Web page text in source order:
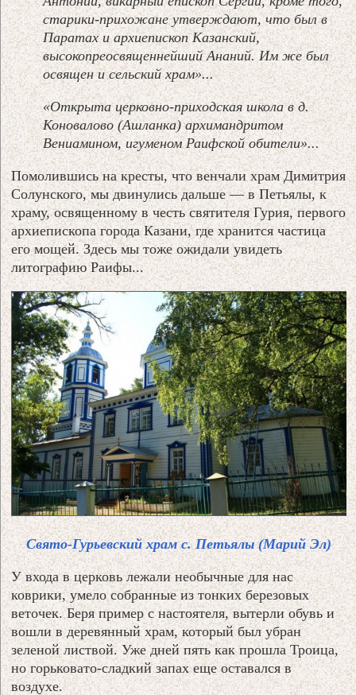
старики-прихожане утверждают, что был в
Паратах и архиепископ Казанский,
высокопреосвященнейший Ананий. Им же был
освящен и сельский храм»...
«Открыта церковно-приходская школа в д.
Коновалово (Ашланка) архимандритом
Вениамином, игуменом Раифской обители»...
Помолившись на кресты, что венчали храм Димитрия
Солунского, мы двинулись дальше — в Петьялы, к
храму, освященному в честь святителя Гурия, первого
архиепископа города Казани, где хранится частица
его мощей. Здесь мы тоже ожидали увидеть
литографию Раифы...
Свято-Гурьевский храм с. Петьялы (Марий Эл)
У входа в церковь лежали необычные для нас
коврики, умело собранные из тонких березовых
веточек. Беря пример с настоятеля, вытерли обувь и
вошли в деревянный храм, который был убран
зеленой листвой. Уже дней пять как прошла Троица,
но горьковато-сладкий запах еще оставался в
воздухе.